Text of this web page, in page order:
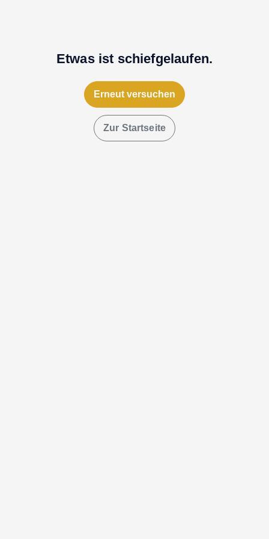
Etwas ist schiefgelaufen.
Erneut versuchen
Zur Startseite